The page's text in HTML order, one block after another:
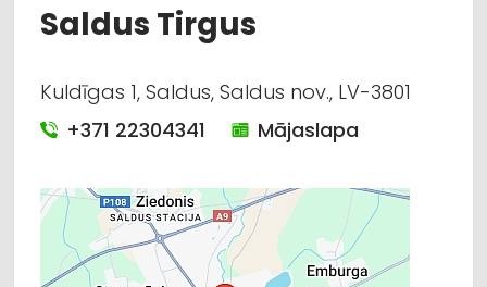
Saldus Tirgus
Kuldīgas 1, Saldus, Saldus nov., LV-3801
+371 22304341
Mājaslapa